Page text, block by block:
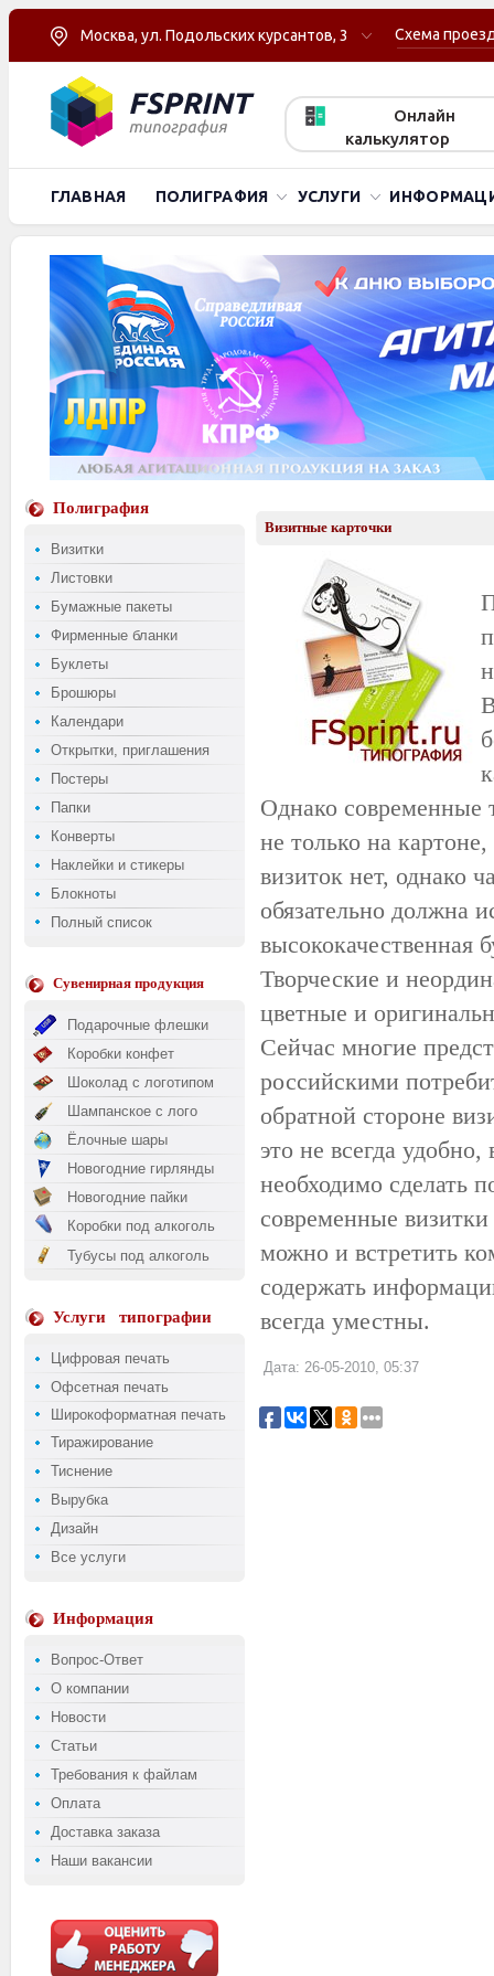
Москва, ул. Подольских курсантов, 3 Схема
Онлайн
калькулятор
ГЛАВНАЯ ПОЛИГРАФИЯ УСЛУГИ
Полиграфия
Визитки
Листовки
Бумажные пакеты
Фирменные бланки
Буклеты
Брошюры
Календари
Открытки, приглашения
Постеры
Папки
Конверты
Наклейки и стикеры
Блокноты
Полный список
Сувенирная продукция
Подарочные флешки
Коробки конфет
Шоколад с логотипом
Шампанское с лого
Ёлочные шары
Новогодние гирлянды
Новогодние пайки
Коробки под алкоголь
Тубусы под алкоголь
Услуги типографии
Цифровая печать
Офсетная печать
Широкоформатная печать
Тиражирование
Тиснение
Вырубка
Дизайн
Все услуги
Информация
Вопрос-Ответ
О компании
Новости
Статьи
Требования к файлам
Оплата
Доставка заказа
Наши вакансии
Визитные карточки
Однако современные
не только на
визиток нет, однако
обязательно должна
высококачественная
Творческие и
цветные и
Сейчас многие
российскими
обратной стороне
это не всегда
необходимо сделать
современные
можно и встретить
содержать
всегда уместны.
Дата: 26-05-2010, 05:37